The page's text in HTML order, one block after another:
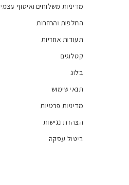
מדיניות משלוחים ואיסוף עצמי
החלפות והחזרות
תעודות אחריות
קטלוגים
בלוג
תנאי שימוש
מדיניות פרטיות
הצהרת נגישות
ביטול עסקה